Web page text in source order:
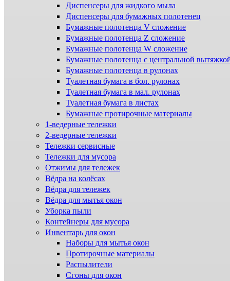
Диспенсеры для жидкого мыла
Диспенсеры для бумажных полотенец
Бумажные полотенца V сложение
Бумажные полотенца Z сложение
Бумажные полотенца W сложение
Бумажные полотенца с центральной
Бумажные полотенца в рулонах
Туалетная бумага в бол. рулонах
Туалетная бумага в мал. рулонах
Туалетная бумага в листах
Бумажные протирочные материалы
1-ведерные тележки
2-ведерные тележки
Тележки сервисные
Тележки для мусора
Отжимы для тележек
Вёдра на колёсах
Вёдра для тележек
Вёдра для мытья окон
Уборка пыли
Контейнеры для мусора
Инвентарь для окон
Наборы для мытья окон
Протирочные материалы
Распылители
Сгоны для окон